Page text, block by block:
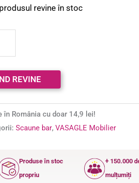
revine în stoc
în România cu doar 14,9 lei!
Scaune bar,VASAGLE Mobilier
Produse în stoc
propriu
+ 150.000
mulțumiți